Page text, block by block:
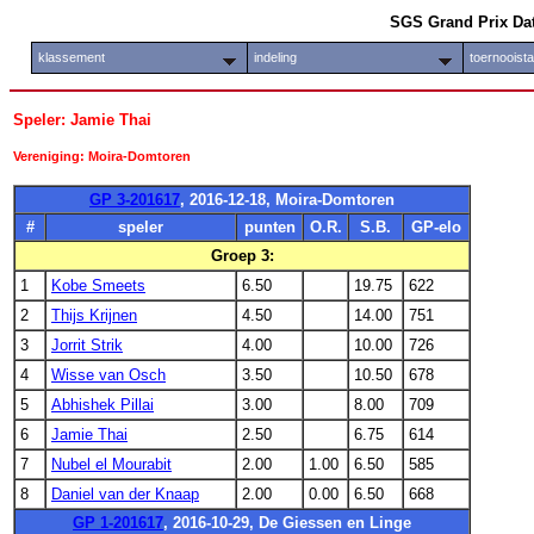
SGS Grand Prix
klassement indeling
Speler: Jamie Thai
Vereniging: Moira-Domtoren
GP 3-201617, 2016-12-18, Moira-Domtoren
#
speler punten O.R. S.B.
GP-elo
Groep 3:
1
Kobe Smeets 6.50 19.75
622
2
Thijs Krijnen 4.50 14.00
751
3
Jorrit Strik 4.00 10.00
726
4
Wisse van Osch 3.50 10.50
678
5
Abhishek Pillai 3.00 8.00
709
6
Jamie Thai 2.50 6.75
614
7
Nubel el Mourabit 2.00 1.00 6.50
585
8
Daniel van der Knaap 2.00 0.00 6.50
668
GP 1-201617, 2016-10-29, De Giessen en Linge